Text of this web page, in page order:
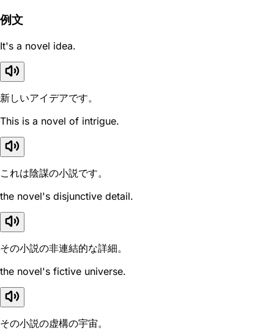
例文
It's a novel idea.
新しいアイデアです。
This is a novel of intrigue.
これは陰謀の小説です。
the novel's disjunctive detail.
その小説の非連結的な詳細。
the novel's fictive universe.
その小説の虚構の宇宙。